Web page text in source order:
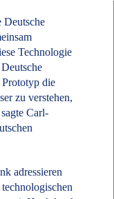
Technologie
Prototyp die
zu verstehen,
Carl-
adressieren